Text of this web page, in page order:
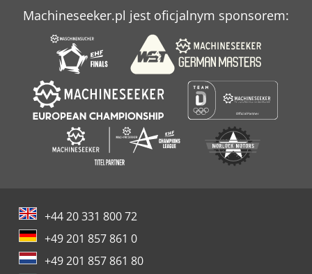
Machineseeker.pl jest oficjalnym sponsorem:
+44 20 331 800 72
+49 201 857 861 0
+49 201 857 861 80